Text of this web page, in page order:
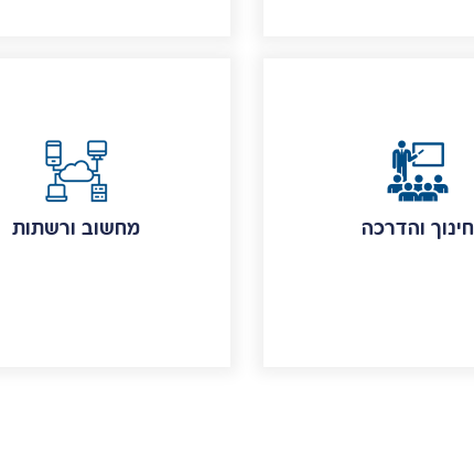
מחשוב ורשתות חינוך והדרכה